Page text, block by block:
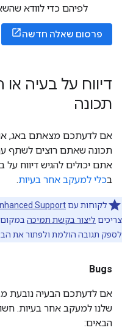
לפיהם כדי לוודא
פרסום שאלה חדשה
דיווח על בעיה
תכונה
אם לדעתכם מצאתם באג,
אתם יכולים להגיש דיווח
בכלי למעקב אחר בעיות.
לקוחות עם Support
צריכים ליצור בקשת תמיכה
לספק תגובה הולמת ולפתור את
Bugs
אם לדעתכם הבעיה נובעת
שלנו למעקב אחר בעיות.
הבאים: